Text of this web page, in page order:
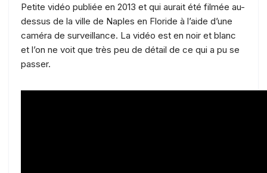
Petite vidéo publiée en 2013 et qui aurait été filmée au-
dessus de la ville de Naples en Floride à l’aide d’une
caméra de surveillance. La vidéo est en noir et blanc
et l’on ne voit que très peu de détail de ce qui a pu se
passer.